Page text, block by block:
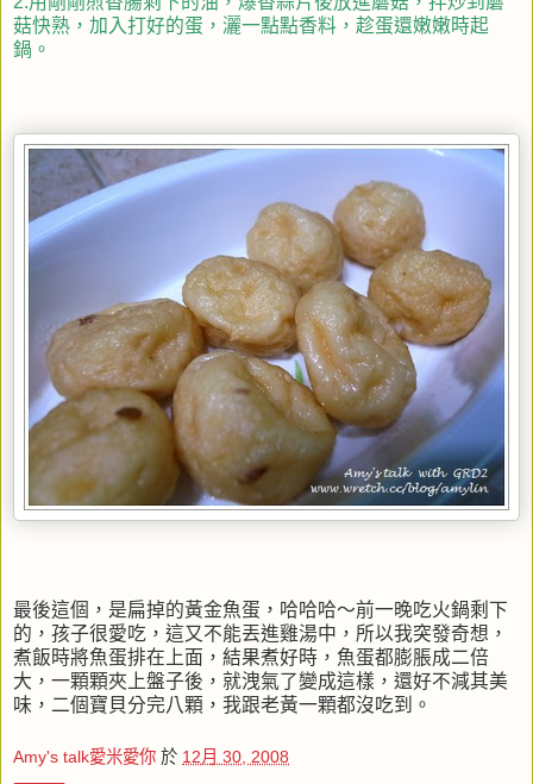
菇快熟，加入打好的蛋，灑一點點香料，趁蛋還嫩嫩時起
鍋。
最後這個，是扁掉的黃金魚蛋，哈哈哈～前一晚吃火鍋剩下
的，孩子很愛吃，這又不能丟進雞湯中，所以我突發奇想，
煮飯時將魚蛋排在上面，結果煮好時，魚蛋都膨脹成二倍
大，一顆顆夾上盤子後，就洩氣了變成這樣，還好不減其美
味，二個寶貝分完八顆，我跟老黃一顆都沒吃到。
Amy's talk愛米愛你 於 12月 30, 2008